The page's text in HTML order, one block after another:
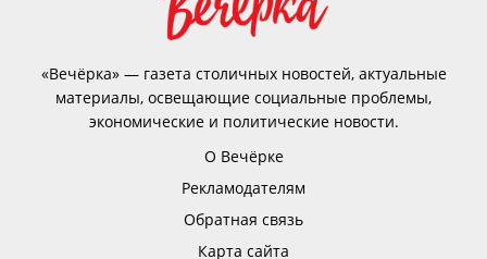
«Вечёрка» — газета столичных новостей, актуальные
материалы, освещающие социальные проблемы,
экономические и политические новости.
О Вечёрке
Рекламодателям
Обратная связь
Карта сайта